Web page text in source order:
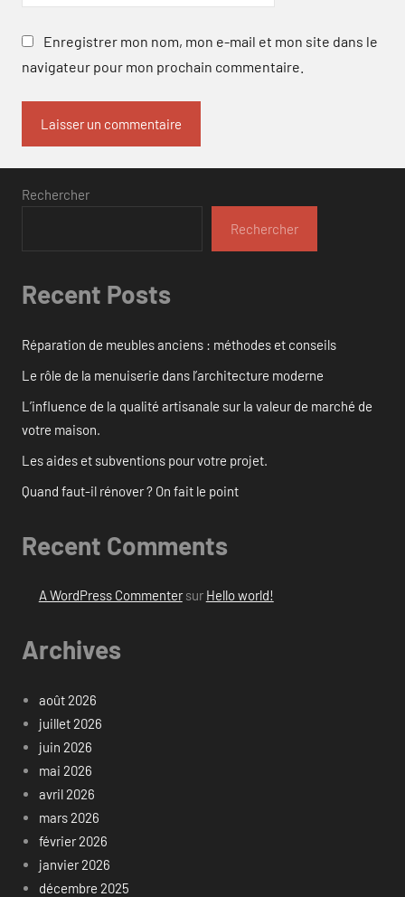
Enregistrer mon nom, mon e-mail et mon site dans le
navigateur pour mon prochain commentaire.
Rechercher
Rechercher
Recent Posts
Réparation de meubles anciens : méthodes et conseils
Le rôle de la menuiserie dans l’architecture moderne
L’influence de la qualité artisanale sur la valeur de marché de
votre maison.
Les aides et subventions pour votre projet.
Quand faut-il rénover ? On fait le point
Recent Comments
A WordPress Commentersur Hello world!
Archives
août 2026
juillet 2026
juin 2026
mai 2026
avril 2026
mars 2026
février 2026
janvier 2026
décembre 2025